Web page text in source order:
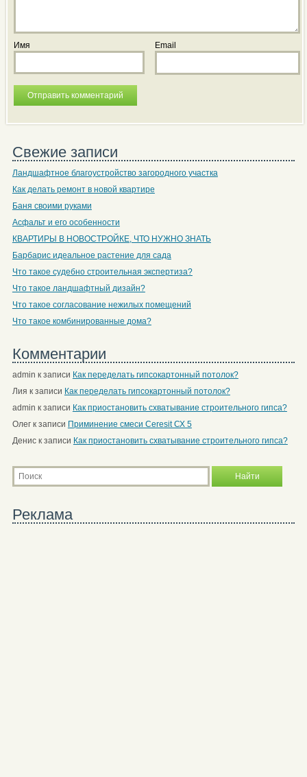
Имя Email
Свежие записи
Ландшафтное благоустройство загородного участка
Как делать ремонт в новой квартире
Баня своими руками
Асфальт и его особенности
КВАРТИРЫ В НОВОСТРОЙКЕ, ЧТО НУЖНО ЗНАТЬ
Барбарис идеальное растение для сада
Что такое судебно строительная экспертиза?
Что такое ландшафтный дизайн?
Что такое согласование нежилых помещений
Что такое комбинированные дома?
Комментарии
admin к записи Как переделать гипсокартонный потолок?
Лия к записи Как переделать гипсокартонный потолок?
admin к записи Как приостановить схватывание строительного гипса?
Олегк записи Приминение смеси Ceresit СХ 5
Дениск записи Как приостановить схватывание строительного гипса?
Реклама